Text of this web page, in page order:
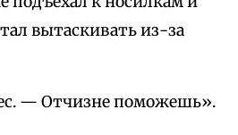
вытаскивать из-за
— Отчизне поможешь».